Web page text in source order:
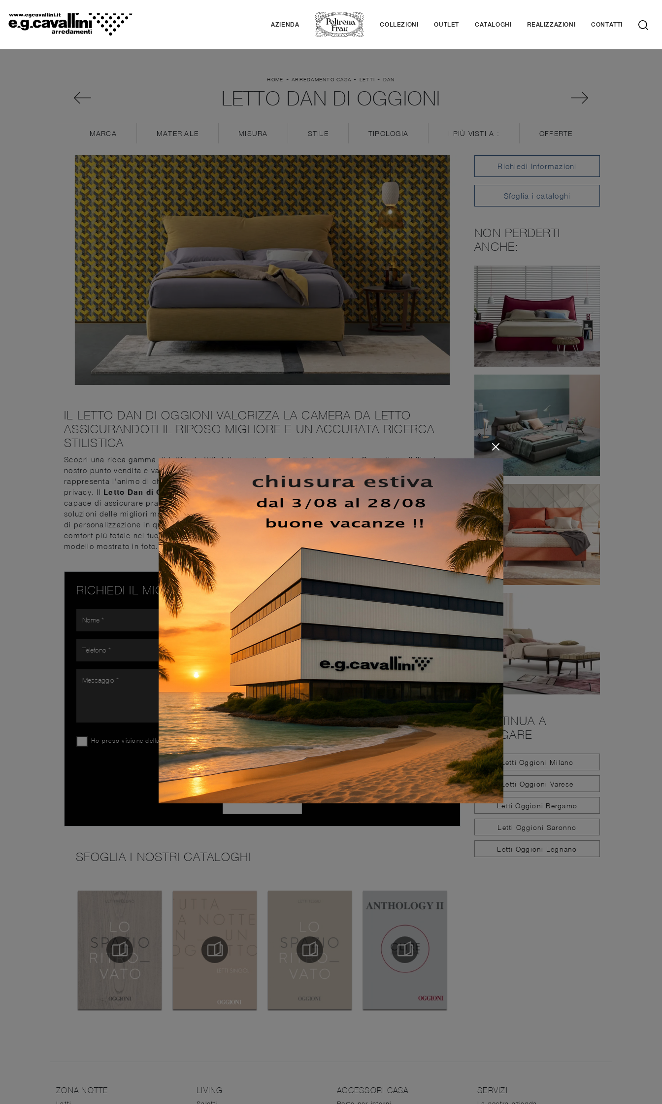
AZIENDA COLLEZIONI OUTLET CATALOGHI REALIZZAZIONI CONTATTI
HOME -ARREDAMENTO CASA - LETTI - DAN
LETTO DAN DI OGGIONI
MARCA MATERIALE MISURA STILE TIPOLOGIA I PIÙ VISTI A : OFFERTE
IL LETTO DAN DI OGGIONI VALORIZZA LA CAMERA DA LETTO
ASSICURANDOTI IL RIPOSO MIGLIORE E UN'ACCURATA RICERCA
STILISTICA
Scopri una ricca gamma di letti imbottiti delle migliori marche di Arredamento Casa disponibili nel
nostro punto vendita e valorizza la tua camera da letto. La camera da letto è l'ambiente di casa che più
rappresenta l'animo di chi la frequenta, interno per eccellenza dedicato al relax, alla distensione e alla
privacy. Il Letto Dan di Oggioniè una tra le più belle soluzioni della marca, specialista del riposo,
capace di assicurare praticità, comfort e un design unico. Nel nostro sito potrai trovare le migliori
soluzioni delle migliori marche specializzati nell'arredo per la camera da letto, con un’ampia possibilità
di personalizzazione in quanto a cromie e abbinamenti, accessori e molto altro. Se desideri assicurarti il
comfort più totale nei tuoi momenti di relax, scegli i Letti matrimoniali moderni in tessuto come il
modello mostrato in foto.
RICHIEDI IL MIGLIOR PREZZO
Ho preso visione dellaPrivacy Policy
INVIA
SFOGLIA I NOSTRI CATALOGHI
Richiedi Informazioni
Sfoglia i cataloghi
NON PERDERTI
ANCHE:
CONTINUA A
NAVIGARE
Letti Oggioni Milano
Letti Oggioni Varese
Letti Oggioni Bergamo
Letti Oggioni Saronno
Letti Oggioni Legnano
ZONA NOTTE LIVING ACCESSORI CASA SERVIZI